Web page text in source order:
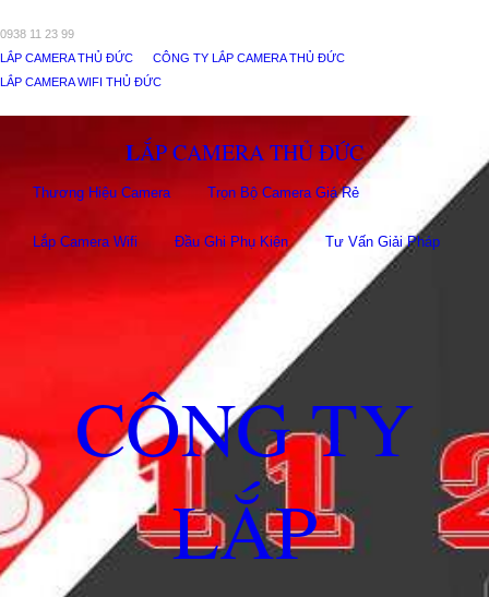
0938 11 23 99
LẮP CAMERA THỦ ĐỨC
CÔNG TY LẮP CAMERA THỦ ĐỨC
LẮP CAMERA WIFI THỦ ĐỨC
LẮP CAMERA THỦ ĐỨC
Thương Hiệu Camera Trọn Bộ Camera Giá Rẻ
Lắp Camera Wifi Đầu Ghi Phụ Kiên Tư Vấn Giải Pháp
CÔNG TY
LẮP